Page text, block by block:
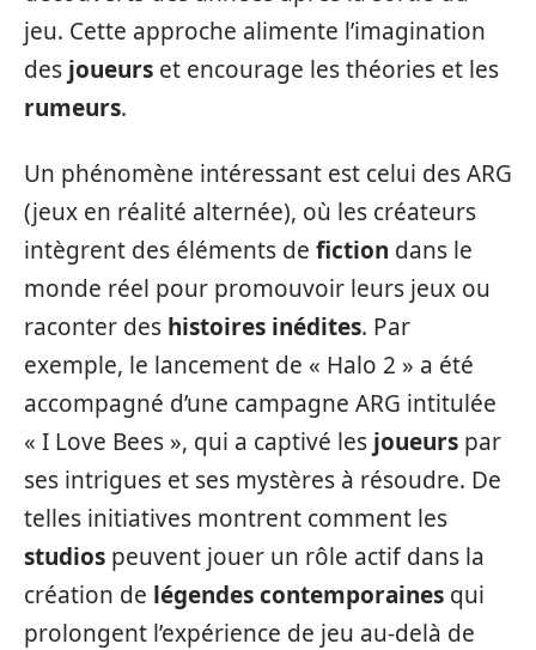
jeu. Cette approche alimente l’imagination
des joueurs et encourage les théories et les
rumeurs.
Un phénomène intéressant est celui des ARG
(jeux en réalité alternée), où les créateurs
intègrent des éléments de fiction dans le
monde réel pour promouvoir leurs jeux ou
raconter des histoires inédites. Par
exemple, le lancement de « Halo 2 » a été
accompagné d’une campagne ARG intitulée
« I Love Bees », qui a captivé les joueurs par
ses intrigues et ses mystères à résoudre. De
telles initiatives montrent comment les
studios peuvent jouer un rôle actif dans la
création de légendes contemporaines qui
prolongent l’expérience de jeu au-delà de